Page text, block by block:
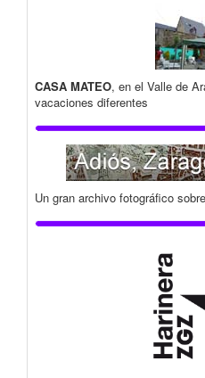
CASA MATEO, en el Valle de
vacaciones diferentes
Un gran archivo fotográfico